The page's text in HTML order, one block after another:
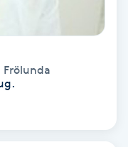
Frölunda